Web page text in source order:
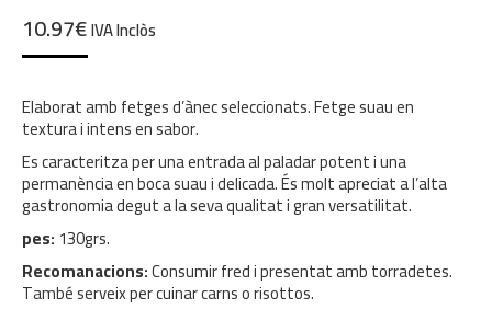
10.97€IVA Inclòs
Elaborat amb fetges d’ànec seleccionats. Fetge suau en
textura i intens en sabor.
Es caracteritza per una entrada al paladar potent i una
permanència en boca suau i delicada. És molt apreciat a l’alta
gastronomia degut a la seva qualitat i gran versatilitat.
pes: 130grs.
Recomanacions:Consumir fred i presentat amb torradetes.
També serveix per cuinar carns o risottos.